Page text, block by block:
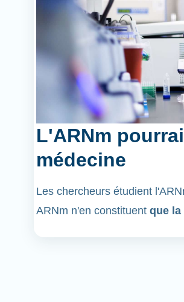
L'ARNm
médecine
Les chercheurs étudient
ARNm n'en constituent que la